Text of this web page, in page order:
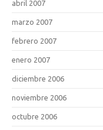
abril 2007
marzo 2007
febrero 2007
enero 2007
diciembre 2006
noviembre 2006
octubre 2006